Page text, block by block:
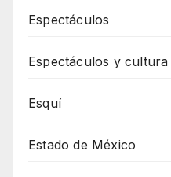
Espectáculos
Espectáculos y cultura
Esquí
Estado de México